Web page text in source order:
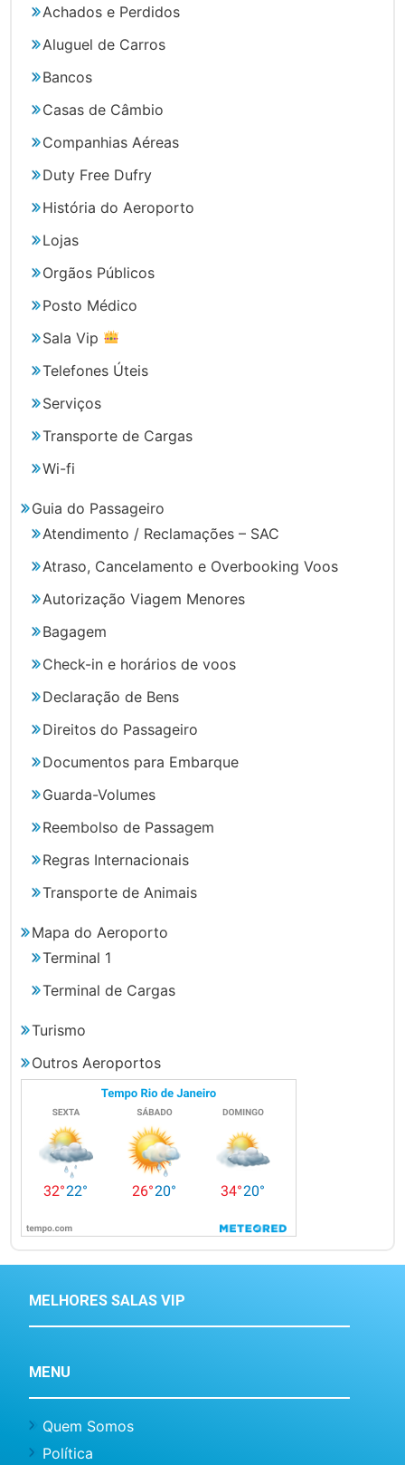
Achados e Perdidos
Aluguel de Carros
Bancos
Casas de Câmbio
Companhias Aéreas
Duty Free Dufry
História do Aeroporto
Lojas
Orgãos Públicos
Posto Médico
Sala Vip
Telefones Úteis
Serviços
Transporte de Cargas
Wi-fi
Guia do Passageiro
Atendimento / Reclamações – SAC
Atraso, Cancelamento e Overbooking Voos
Autorização Viagem Menores
Bagagem
Check-in e horários de voos
Declaração de Bens
Direitos do Passageiro
Documentos para Embarque
Guarda-Volumes
Reembolso de Passagem
Regras Internacionais
Transporte de Animais
Mapa do Aeroporto
Terminal 1
Terminal de Cargas
Turismo
Outros Aeroportos
MELHORES SALAS VIP
MENU
Quem Somos
Política